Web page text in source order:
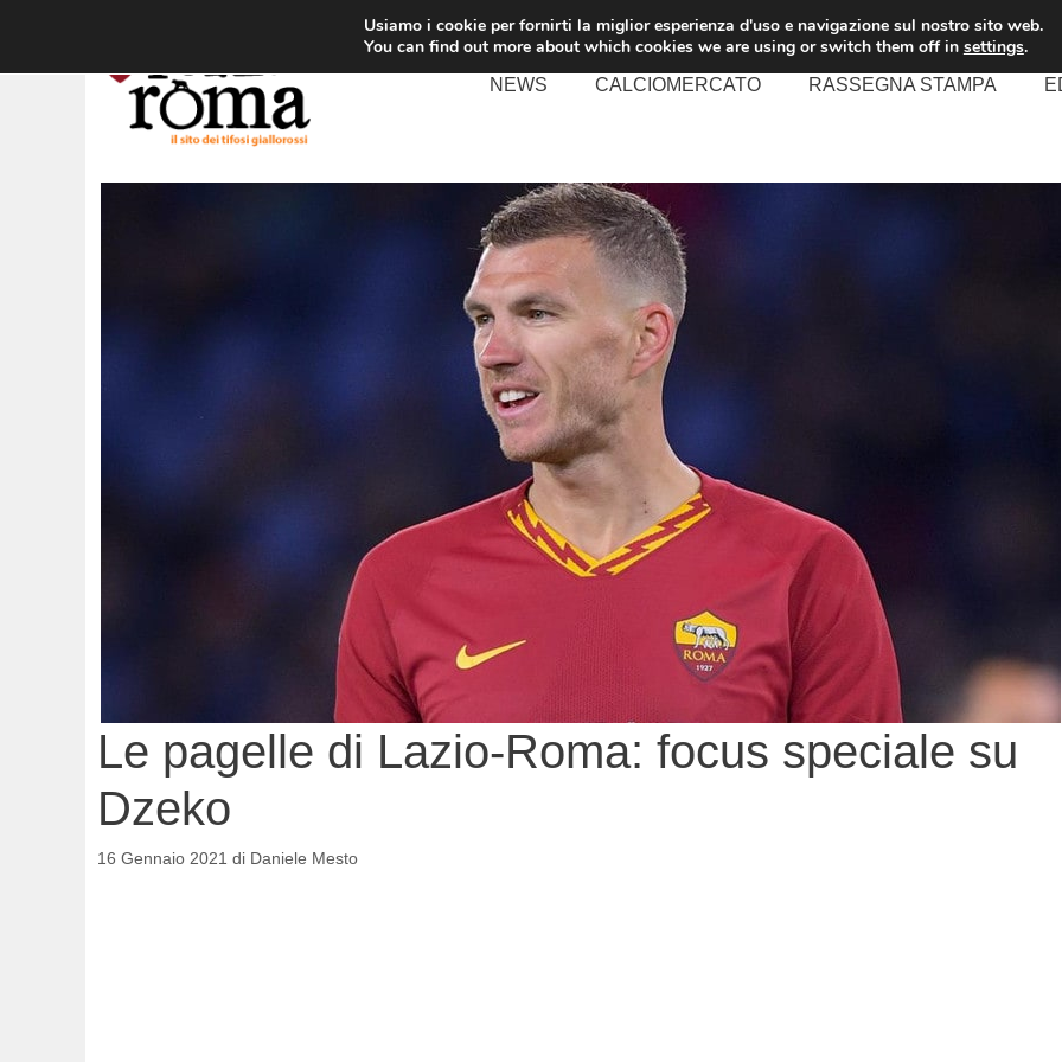
contenuto
NEWS CALCIOMERCATO RASSEGNA STAMPA
Le pagelle di Lazio-Roma: focus speciale su
Dzeko
16 Gennaio 2021 di Daniele Mesto
Usiamo i cookie per fornirti la miglior esperienza d'uso e navigazione sul nostro sito web.
You can find out more about which cookies we are using or switch them off in settings.